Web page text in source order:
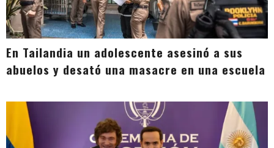
En Tailandia un adolescente asesinó a sus
abuelos y desató una masacre en una escuela